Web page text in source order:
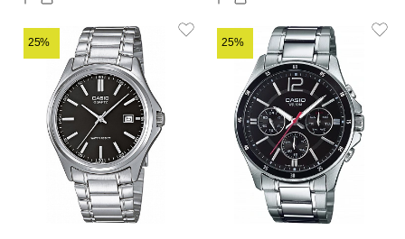
25% 25%